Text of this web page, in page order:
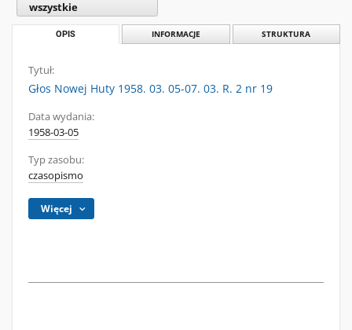
wszystkie
OPIS INFORMACJE STRUKTURA
Tytuł:
Głos Nowej Huty 1958. 03. 05-07. 03. R. 2 nr 19
Data wydania:
1958-03-05
Typ zasobu:
czasopismo
Więcej